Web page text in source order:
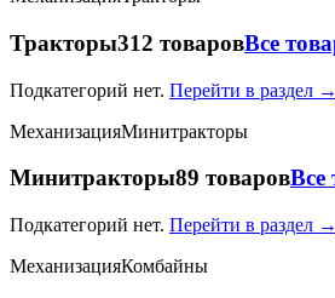
Тракторы312 товаровВсе
Подкатегорий нет. Перейти в раздел →
МеханизацияМинитракторы
Минитракторы89 товаровВсе
Подкатегорий нет. Перейти в раздел →
МеханизацияКомбайны